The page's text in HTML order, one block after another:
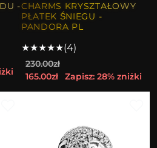
-CHARMS KRYSZTAŁOWY
PŁATEK ŚNIEGU -
PANDORA PL
★★★★★(4)
230.00zł
165.00zł
Zapisz: 28% zniżki